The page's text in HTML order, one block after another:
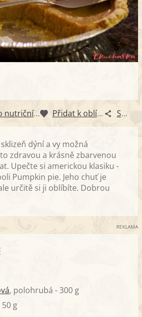
Zapsat do nutričního diáře Přidat k oblíbeným Sdílet
dýní a vy možná
zdravou a krásně zbarvenou
Upečte si americkou klasiku -
Pumpkin pie. Jeho chuť je
určitě si ji oblíbíte. Dobrou
REKLAMA
, polohrubá - 300 g
50 g